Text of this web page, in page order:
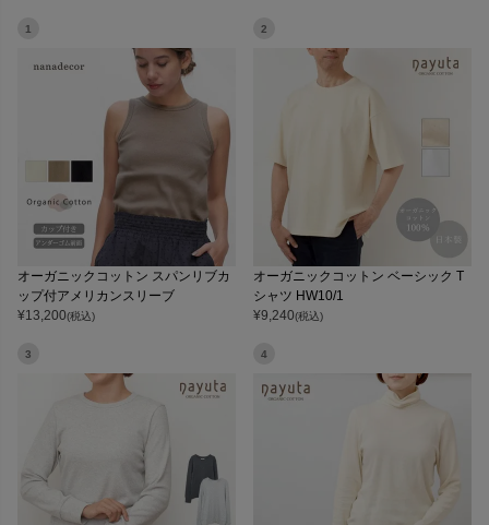
1
オーガニックコットン スパンリブカ
ップ付アメリカンスリーブ
¥13,200(税込)
2
オーガニックコットン ベーシック T
シャツ HW10/1
¥9,240(税込)
3 4